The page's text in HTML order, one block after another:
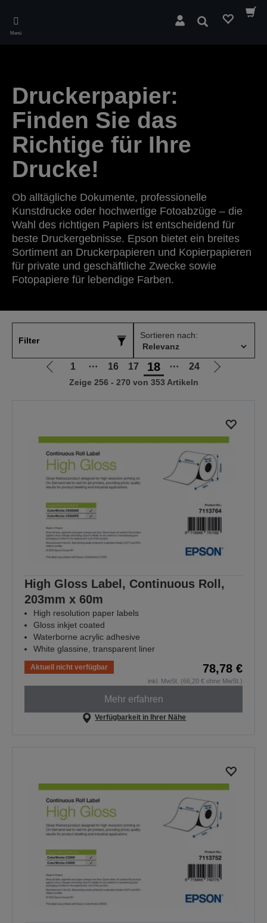
main
Menü
Suchen
Druckerpapier:
Finden Sie das
Richtige für Ihre
Drucke!
Ob alltägliche Dokumente, professionelle
Kunstdrucke oder hochwertige Fotoabzüge – die
Wahl des richtigen Papiers ist entscheidend für
beste Druckergebnisse. Epson bietet ein breites
Sortiment an Druckerpapieren und Kopierpapieren
für private und geschäftliche Zwecke sowie
Fotopapiere für lebendige Farben.
Filter
Sortieren nach:
Zur
vorherigen
1 ⋯ 16 17 18 ⋯ 24
Zur
Zeige 256 - 270 von 353 Artikeln
High Gloss Label, Continuous Roll,
203mm x 60m
High resolution paper labels
Gloss inkjet coated
Waterborne acrylic adhesive
White glassine, transparent liner
Aktuell nicht verfügbar 78,78 €
inkl. MwSt. (66,20 € ohne MwSt.)
Mehr erfahren
Verfügbarkeit in Ihrer Nähe